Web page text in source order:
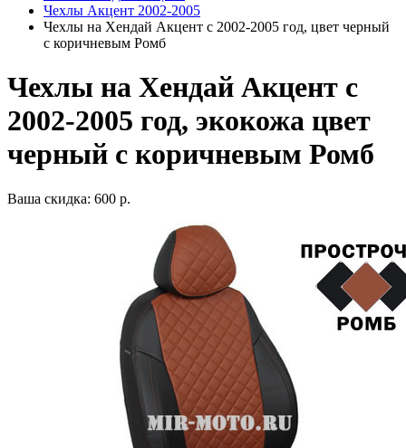
Чехлы Акцент 2002-2005
Чехлы на Хендай Акцент с 2002-2005 год, цвет черный
с коричневым Ромб
Чехлы на Хендай Акцент с
2002-2005 год, экокожа цвет
черный с коричневым Ромб
Ваша скидка: 600 р.